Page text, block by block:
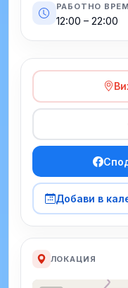
РАБОТНО
12:00 – 22:00
Добави в
ЛОКАЦИЯ